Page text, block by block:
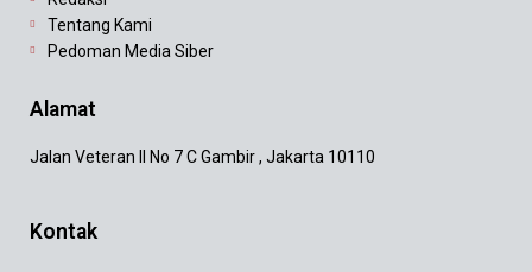
Tentang Kami
Pedoman Media Siber
Alamat
Jalan Veteran II No 7 C Gambir , Jakarta 10110
Kontak